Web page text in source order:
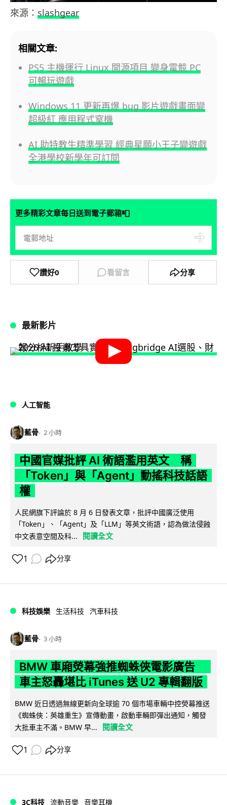
來源： slashgear
相關文章:
PS5 主機運行 Linux 開源項目 變身電競 PC
可暢玩遊戲
Windows 11 更新再爆 bug 影片遊戲畫面變
超級紅 應用程式窒機
AI 助特教生精準學習 經典星願小王子變遊戲
全港學校新學年可訂閱
更多精彩文章每日送到電子郵箱📮
讚好0 看留言 分享
最新影片
人工智能
藍骨 2 小時
中國官媒批評 AI 術語濫用英文 稱
「Token」與「Agent」動搖科技話語
權
人民網旗下評論於 8 月 6 日發表文章，批評中國廣泛使用
「Token」、「Agent」及「LLM」等英文術語，認為做法侵蝕
中文表意空間及科...
閱讀全文
1 分享
科技娛樂 生活科技 汽車科技
藍骨 3 小時
BMW 車廂熒幕強推蜘蛛俠電影廣告
車主怒轟堪比 iTunes 送 U2 專輯翻版
BMW 近日透過無線更新向全球逾 70 個市場車輛中控熒幕推送
《蜘蛛俠：英雄重生》宣傳動畫，啟動車輛即彈出通知，觸發
大批車主不滿。BMW 早...
閱讀全文
1 分享
3C科技 流動音樂 音樂耳機